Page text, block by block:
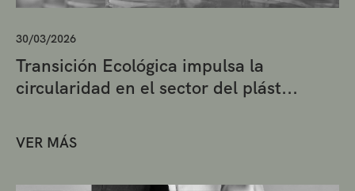
30/03/2026
Transición Ecológica impulsa la
circularidad en el sector del plást...
VER MÁS